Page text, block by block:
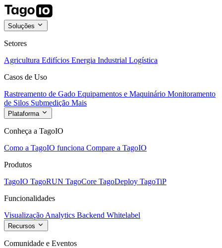
Soluções
Setores
Agricultura Edifícios Energia Industrial Logística
Casos de Uso
Rastreamento de Gado Equipamentos e Maquinário Monitoramento
de Silos Submedição Mais
Plataforma
Conheça a TagoIO
Como a TagoIO funciona Compare a TagoIO
Produtos
TagoIO TagoRUN TagoCore TagoDeploy TagoTiP
Funcionalidades
Visualização Analytics Backend Whitelabel
Recursos
Comunidade e Eventos